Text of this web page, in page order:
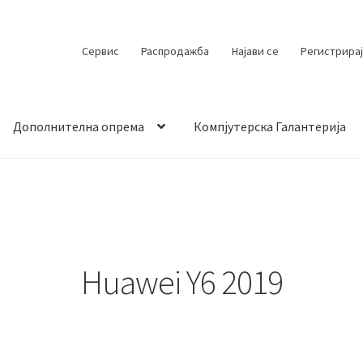
Сервис Распродажба Најави се
Дополнителна опрема Компјутерска Галантерија
Huawei Y6 2019